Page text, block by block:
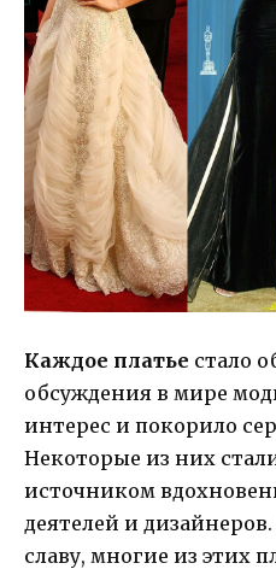
Каждое платье стало
обсуждения в мире
интерес и покорило
Некоторые из них
источником
деятелей и
славу, многие из этих